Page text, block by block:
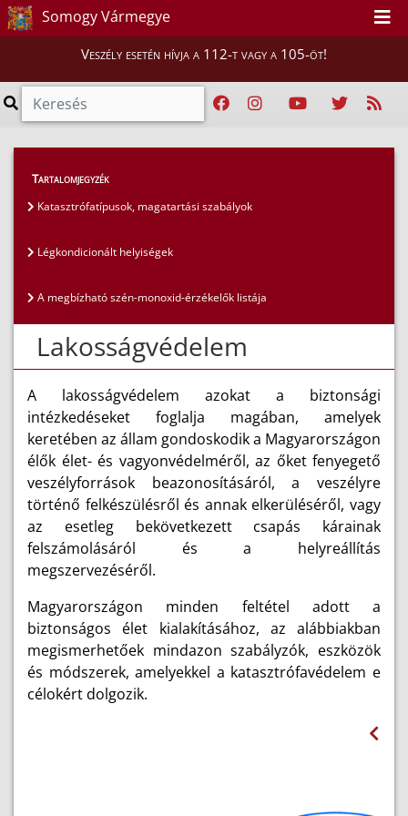
Somogy Vármegye
Veszély esetén hívja a 112-t vagy a 105-öt!
Lakosság >
Tartalomjegyzék
Katasztrófatípusok, magatartási szabályok
Légkondicionált helyiségek
A megbízható szén-monoxid-érzékelők listája
Lakosságvédelem
A lakosságvédelem azokat a biztonsági
intézkedéseket foglalja magában, amelyek
keretében az állam gondoskodik a Magyarországon
élők élet- és vagyonvédelméről, az őket fenyegető
veszélyforrások beazonosításáról, a veszélyre
történő felkészülésről és annak elkerüléséről, vagy
az esetleg bekövetkezett csapás kárainak
felszámolásáról és a helyreállítás
megszervezéséről.
Magyarországon minden feltétel adott a
biztonságos élet kialakításához, az alábbiakban
megismerhetőek mindazon szabályzók, eszközök
és módszerek, amelyekkel a katasztrófavédelem e
célokért dolgozik.